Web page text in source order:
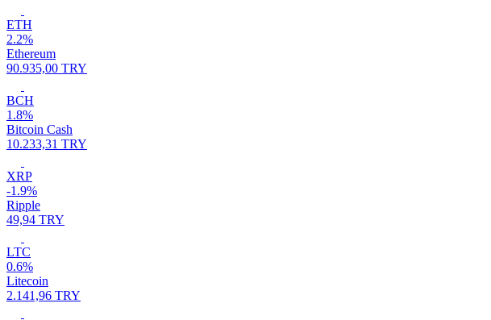
ETH
2.2%
Ethereum
90.935,00 TRY
BCH
1.8%
Bitcoin Cash
10.233,31 TRY
XRP
-1.9%
Ripple
49,94 TRY
LTC
0.6%
Litecoin
2.141,96 TRY